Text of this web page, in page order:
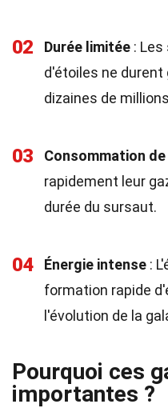
02 Durée limitée :
d'étoiles ne durent
dizaines de
03 Consommation
rapidement leur
durée du sursaut.
04 Énergie intense :
formation rapide
l'évolution de la
Pourquoi ces
importantes ?